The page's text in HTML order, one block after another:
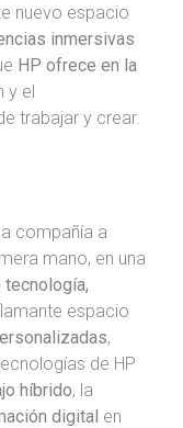
nuevo espacio
inmersivas
HP ofrece en la
y el
trabajar y crear.
compañía a
mano, en una
tecnología,
espacio
,
de HP
híbrido, la
digital en